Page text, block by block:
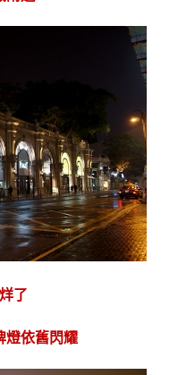
了
燈依舊閃耀